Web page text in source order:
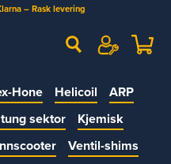
– Rask levering
Hone Helicoil
ARP
sektor
Kjemisk
Ventil-shims